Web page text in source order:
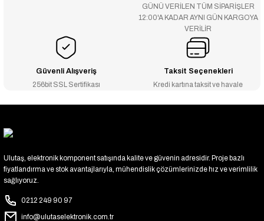
GÜNÜ VERİLEN TÜM SİPARİŞLER
12:00'A KADAR AYNI GÜN KARGOYA
VERİLİR
Güvenli Alışveriş
256bit SSL Sertifikası
Taksit Seçenekleri
Kredi kartına taksit ve havale
Ulutaş, elektronik komponent satışında kalite ve güvenin adresidir. Proje bazlı
fiyatlandırma ve stok avantajlarıyla, mühendislik çözümlerinizde hız ve verimlilik
sağlıyoruz.
0212 249 90 97
info@ulutaselektronik.com.tr